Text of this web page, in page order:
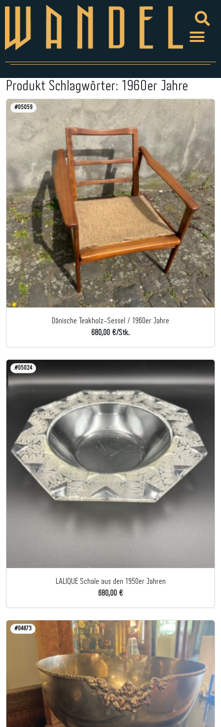
Produkt Schlagwörter: 1960er Jahre
#05059
Dänische Teakholz-Sessel / 1960er Jahre
680,00 €/Stk.
#05024
LALIQUE Schale aus den 1950er Jahren
680,00 €
#04873